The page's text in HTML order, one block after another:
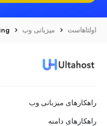
اولتاهاست میزبانی وب
راهکارهای میزبانی وب
راهکارهای دامنه